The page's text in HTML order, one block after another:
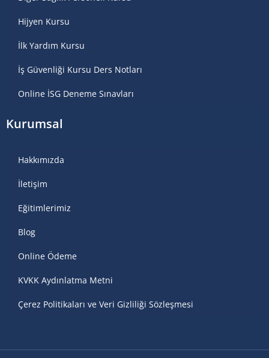
Hijyen Kursu
İlk Yardım Kursu
İş Güvenliği Kursu Ders Notları
Online İSG Deneme Sınavları
Kurumsal
Hakkımızda
İletişim
Eğitimlerimiz
Blog
Online Ödeme
KVKK Aydınlatma Metni
Çerez Politikaları ve Veri Gizliliği Sözleşmesi